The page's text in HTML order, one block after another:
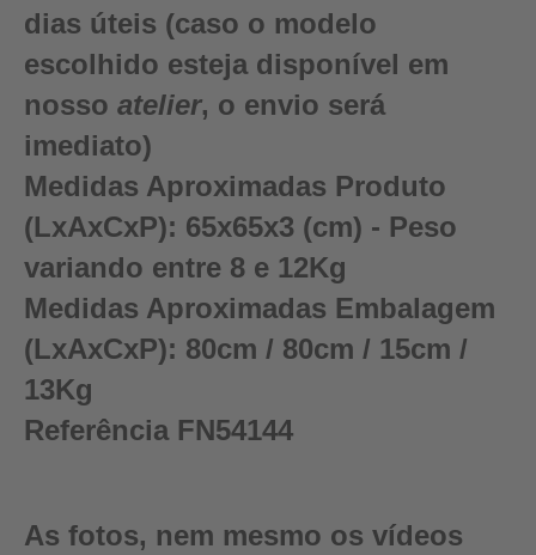
dias úteis (caso o modelo
escolhido esteja disponível em
nosso atelier, o envio será
imediato)
Medidas Aproximadas Produto
(LxAxCxP): 65x65x3 (cm) - Peso
variando entre 8 e 12Kg
Medidas Aproximadas Embalagem
(LxAxCxP): 80cm / 80cm / 15cm /
13Kg
ReferênciaFN54144
As fotos, nem mesmo os vídeos